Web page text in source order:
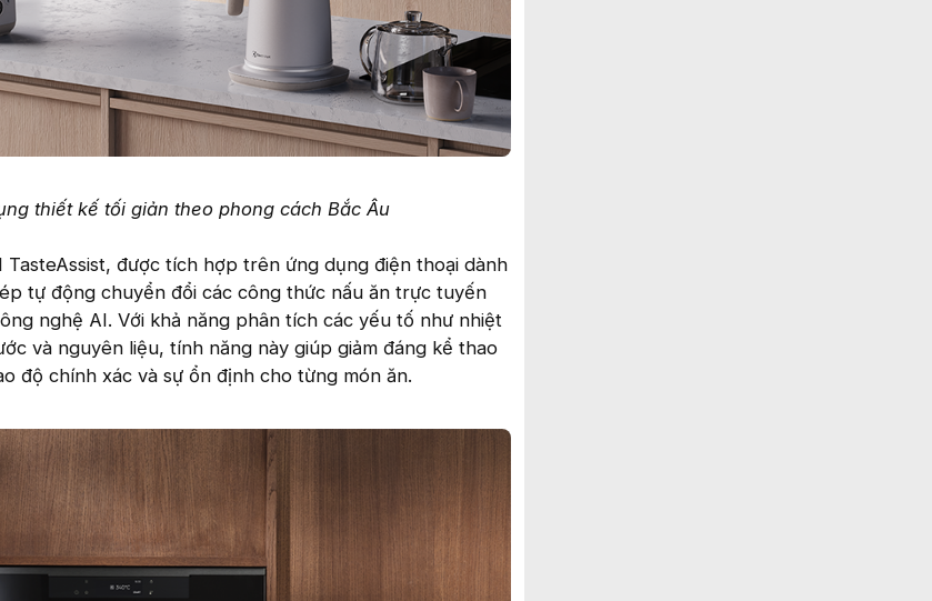
thiết kế tối giản theo phong cách Bắc Âu
được tích hợp trên ứng dụng điện thoại dành
tự động chuyển đổi các công thức nấu ăn trực tuyến
nghệ AI. Với khả năng phân tích các yếu tố như nhiệt
và nguyên liệu, tính năng này giúp giảm đáng kể thao
độ chính xác và sự ổn định cho từng món ăn.